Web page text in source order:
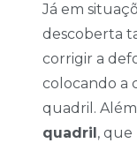
Já em
descoberta
corrigir a
colocando a
quadril.
quadril, que